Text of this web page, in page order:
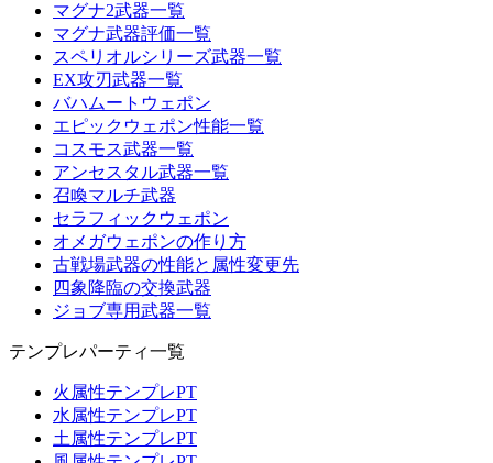
マグナ2武器一覧
マグナ武器評価一覧
スペリオルシリーズ武器一覧
EX攻刃武器一覧
バハムートウェポン
エピックウェポン性能一覧
コスモス武器一覧
アンセスタル武器一覧
召喚マルチ武器
セラフィックウェポン
オメガウェポンの作り方
古戦場武器の性能と属性変更先
四象降臨の交換武器
ジョブ専用武器一覧
テンプレパーティ一覧
火属性テンプレPT
水属性テンプレPT
土属性テンプレPT